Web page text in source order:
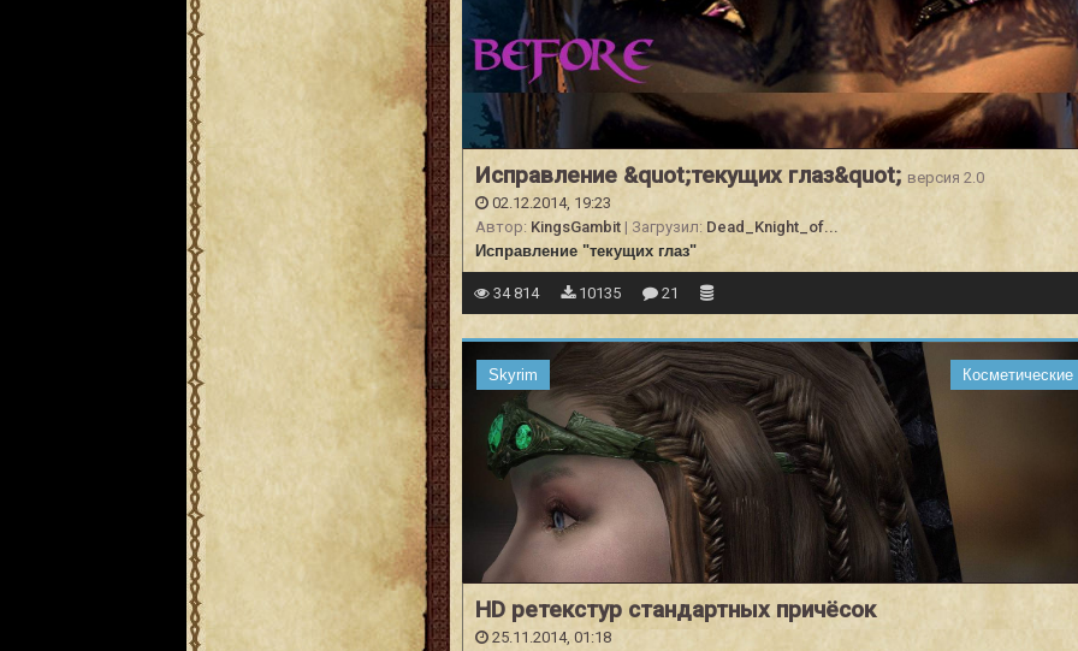
Исправление &quot;текущих глаз&quot; версия 2.0
02.12.2014, 19:23
Автор: KingsGambit | Загрузил: Dead_Knight_of...
Исправление "текущих глаз"
34 814 10135 21
Skyrim
HD ретекстур стандартных причёсок
25.11.2014, 01:18